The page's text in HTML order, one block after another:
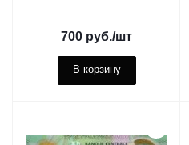
700 руб./шт
В корзину